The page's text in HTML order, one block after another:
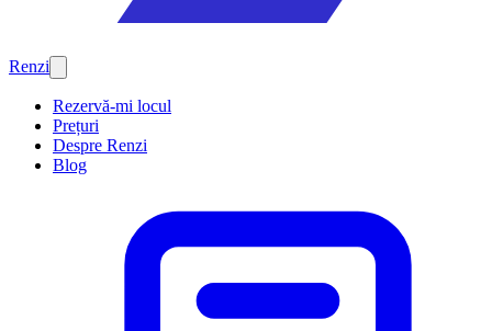
Renzi
Rezervă-mi locul
Prețuri
Despre Renzi
Blog